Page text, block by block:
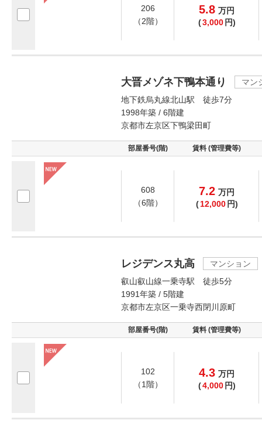
206
（2階）
5.8 万円
(3,000 円)
大晋メゾネ下鴨本通り
マン
地下鉄烏丸線北山駅 徒歩7分
1998年築 / 6階建
京都市左京区下鴨梁田町
部屋番号(階) 賃料 (管理費等)
608
（6階）
7.2 万円
( 12,000 円)
レジデンス丸高
マンション
叡山叡山線一乗寺駅 徒歩5分
1991年築 / 5階建
京都市左京区一乗寺西閉川原町
部屋番号(階) 賃料 (管理費等)
102
（1階）
4.3 万円
(4,000 円)